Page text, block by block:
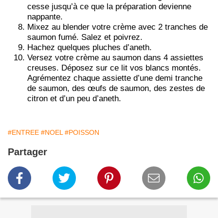
cesse jusqu’à ce que la préparation devienne
nappante.
Mixez au blender votre crème avec 2 tranches de
saumon fumé. Salez et poivrez.
Hachez quelques pluches d’aneth.
Versez votre crème au saumon dans 4 assiettes
creuses. Déposez sur ce lit vos blancs montés.
Agrémentez chaque assiette d’une demi tranche
de saumon, des œufs de saumon, des zestes de
citron et d’un peu d’aneth.
#ENTREE #NOEL #POISSON
Partager